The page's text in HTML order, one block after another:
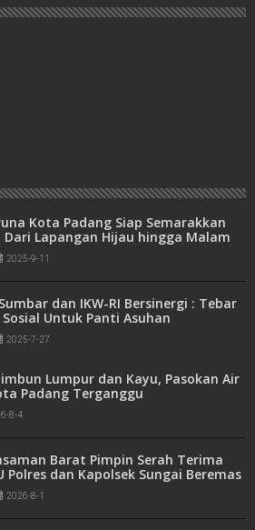
Kota Padang Siap Semarakkan
Dari Lapangan Hijau hingga Malam
2025-9-11
dan IKW-RI Bersinergi : Tebar
Untuk Panti Asuhan
2025-7-27
Lumpur dan Kayu, Pasokan Air
Padang Terganggu
8-4
Barat Pimpin Serah Terima
Polres dan Kapolsek Sungai Beremas
2026-8-1